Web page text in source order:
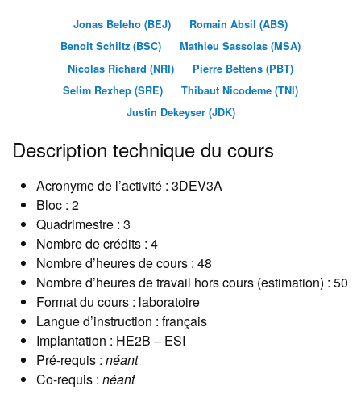
Jonas Beleho (BEJ)
Romain Absil (ABS)
Benoit Schiltz (BSC)
Mathieu Sassolas (MSA)
Nicolas Richard (NRI)
Pierre Bettens (PBT)
Selim Rexhep (SRE)
Thibaut Nicodeme (TNI)
Justin Dekeyser (JDK)
Description technique du cours
Acronyme de l’activité : 3DEV3A
Bloc : 2
Quadrimestre : 3
Nombre de crédits : 4
Nombre d’heures de cours : 48
Nombre d’heures de travail hors cours (estimation) : 50
Format du cours : laboratoire
Langue d’instruction : français
Implantation : HE2B – ESI
Pré-requis : néant
Co-requis : néant